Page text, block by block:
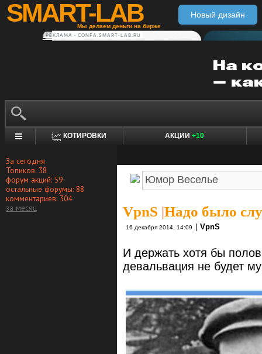
SMART-LAB
Мы делаем деньги на бирже
Новый дизайн
РЕКЛАМА • CONFA.SMART-LAB.RU
КОТИРОВКИ АКЦИИ +10
За сегодня
Топиков: 38
форум акций: 59
остальные форумы: 88
комментариев: 304
за месяц
VpnS |Надо было
16 декабря 2014, 14:09 VpnS
И держать хотя бы
девальвация не будет